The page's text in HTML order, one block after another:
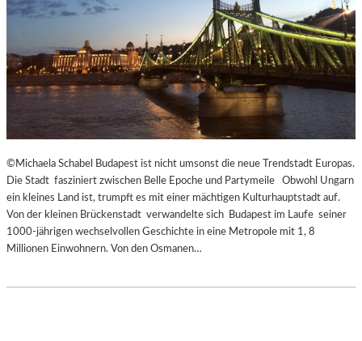
©Michaela Schabel Budapest ist nicht umsonst die neue Trendstadt Europas.
Die Stadt fasziniert zwischen Belle Epoche und Partymeile Obwohl Ungarn
ein kleines Land ist, trumpft es mit einer mächtigen Kulturhauptstadt auf.
Von der kleinen Brückenstadt verwandelte sich Budapest im Laufe seiner
1000-jährigen wechselvollen Geschichte in eine Metropole mit 1, 8
Millionen Einwohnern. Von den Osmanen…